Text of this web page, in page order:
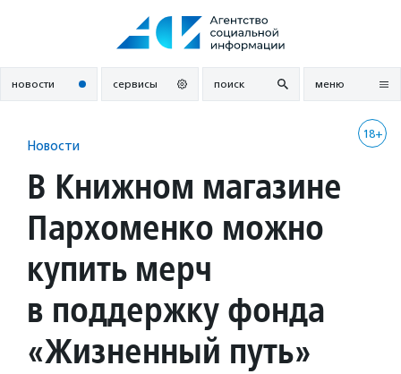
новости сервисы поиск меню
18+
Новости
В Книжном магазине
Пархоменко можно
купить мерч
в поддержку фонда
«Жизненный путь»